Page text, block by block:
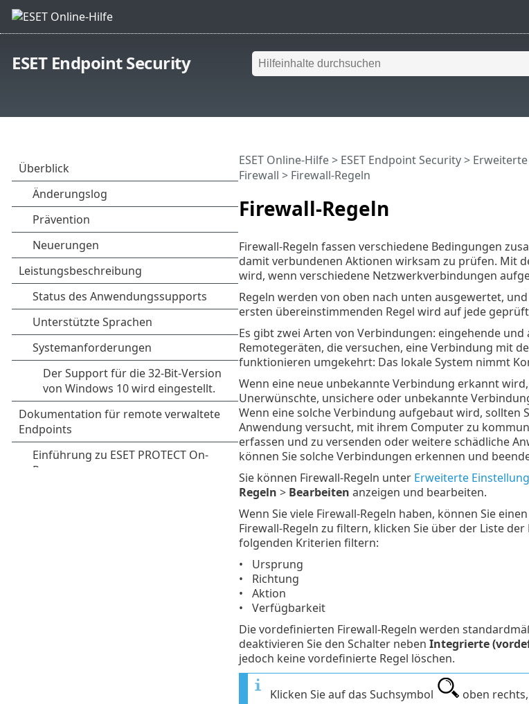
ESET Endpoint Security
Firewall-Regeln
ESET Online-Hilfe> ESET Endpoint Security>
Firewall > Firewall-Regeln
Firewall-Regeln fassen verschiedene Bedingungen
damit verbundenen Aktionen wirksam zu prüfen. Mit
wird, wenn verschiedene Netzwerkverbindungen
Regeln werden von oben nach unten ausgewertet,
ersten übereinstimmenden Regel wird auf jede
Es gibt zwei Arten von Verbindungen: eingehende
Remotegeräten, die versuchen, eine Verbindung mit
funktionieren umgekehrt: Das lokale System nimmt
Wenn eine neue unbekannte Verbindung erkannt
Unerwünschte, unsichere oder unbekannte
Wenn eine solche Verbindung aufgebaut wird, sollten
Anwendung versucht, mit ihrem Computer zu
erfassen und zu versenden oder weitere schädliche
können Sie solche Verbindungen erkennen und
Sie können Firewall-Regeln unter Erweiterte
Regeln > Bearbeiten anzeigen und bearbeiten.
Wenn Sie viele Firewall-Regeln haben, können Sie
Firewall-Regeln zu filtern, klicken Sie über der Liste der
folgenden Kriterien filtern:
Ursprung
Richtung
Aktion
Verfügbarkeit
Die vordefinierten Firewall-Regeln werden
deaktivieren Sie den Schalter neben Integrierte
jedoch keine vordefinierte Regel löschen.
Klicken Sie auf das Suchsymbol oben